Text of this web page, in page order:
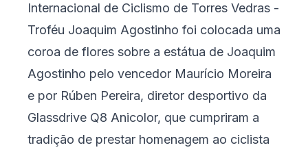
Internacional de Ciclismo de Torres Vedras -
Troféu Joaquim Agostinho foi colocada uma
coroa de flores sobre a estátua de Joaquim
Agostinho pelo vencedor Maurício Moreira
e por Rúben Pereira, diretor desportivo da
Glassdrive Q8 Anicolor, que cumpriram a
tradição de prestar homenagem ao ciclista